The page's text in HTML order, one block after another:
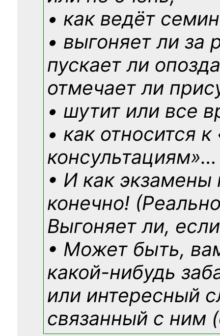
• как ведёт
• выгоняет ли за
пускает ли
отмечает ли
• шутит или все
• как относится
консультациям»…
• И как экзамены
конечно!
Выгоняет ли,
• Может быть,
какой-нибудь
или интересный
связанный с ним